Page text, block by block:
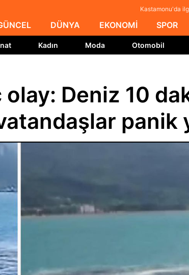
Kastamonu'da
DÜNYA EKONOMİ SPOR
Kadın Moda Otomobil
Deniz 10
panik